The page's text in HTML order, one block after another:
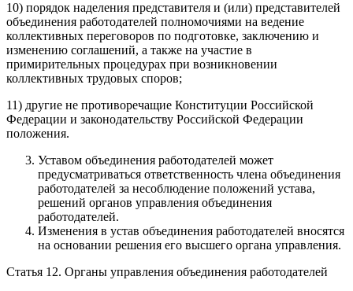
10) порядок наделения представителя и (или) представителей
объединения работодателей полномочиями на ведение
коллективных переговоров по подготовке, заключению и
изменению соглашений, а также на участие в
примирительных процедурах при возникновении
коллективных трудовых споров;
11) другие не противоречащие Конституции Российской
Федерации и законодательству Российской Федерации
положения.
Уставом объединения работодателей может
предусматриваться ответственность члена объединения
работодателей за несоблюдение положений устава,
решений органов управления объединения
работодателей.
Изменения в устав объединения работодателей вносятся
на основании решения его высшего органа управления.
Статья 12. Органы управления объединения работодателей